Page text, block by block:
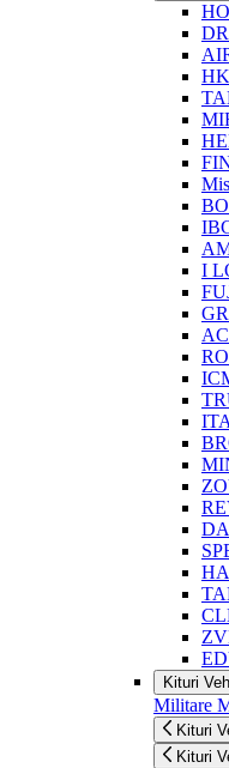
I
Kituri
Militare
Kituri
Kituri